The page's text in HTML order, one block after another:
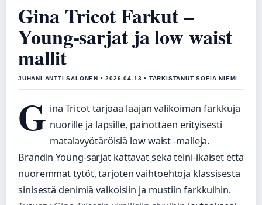
Gina Tricot Farkut –
Young-sarjat ja low waist
mallit
JUHANI ANTTI SALONEN • 2026-04-13 • TARKISTANUT SOFIA NIEMI
G ina Tricot tarjoaa laajan valikoiman farkkuja
nuorille ja lapsille, painottaen erityisesti
matalavyötäröisiä low waist -malleja.
Brändin Young-sarjat kattavat sekä teini-ikäiset että
nuoremmat tytöt, tarjoten vaihtoehtoja klassisesta
sinisestä denimiä valkoisiin ja mustiin farkkuihin.